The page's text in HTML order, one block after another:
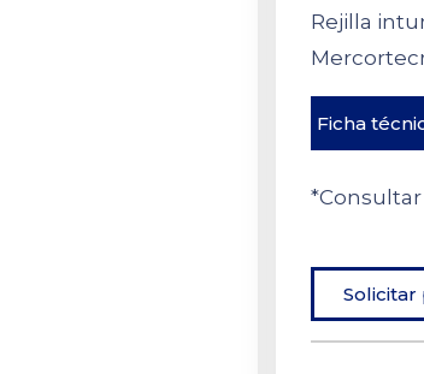
Rejilla
Ficha